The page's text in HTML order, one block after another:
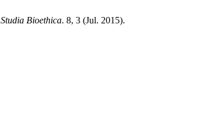
Studia Bioethica. 8, 3 (Jul. 2015).